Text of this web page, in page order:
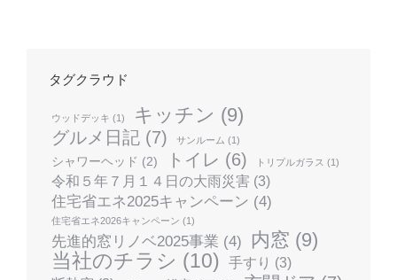
タグクラウド
ウッドデッキ (1) キッチン (9)
グルメ日記 (7) サンルーム (1)
シャワーヘッド (2) トイレ (6) トリプルガラス (1)
令和５年７月１４日の大雨災害 (3)
住宅省エネ2025キャンペーン (4)
住宅省エネ2026キャンペーン (1)
先進的窓リノベ2025事業 (4) 内窓 (9)
当社のチラシ (10) 手すり (3)